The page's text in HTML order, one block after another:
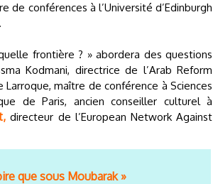
de conférences à l’Université d’Edinburgh
frontière ? » abordera des questions
Kodmani, directrice de l’Arab Reform
maître de conférence à Sciences
de Paris, ancien conseiller culturel à
directeur de l’European Network Against
que sous Moubarak »